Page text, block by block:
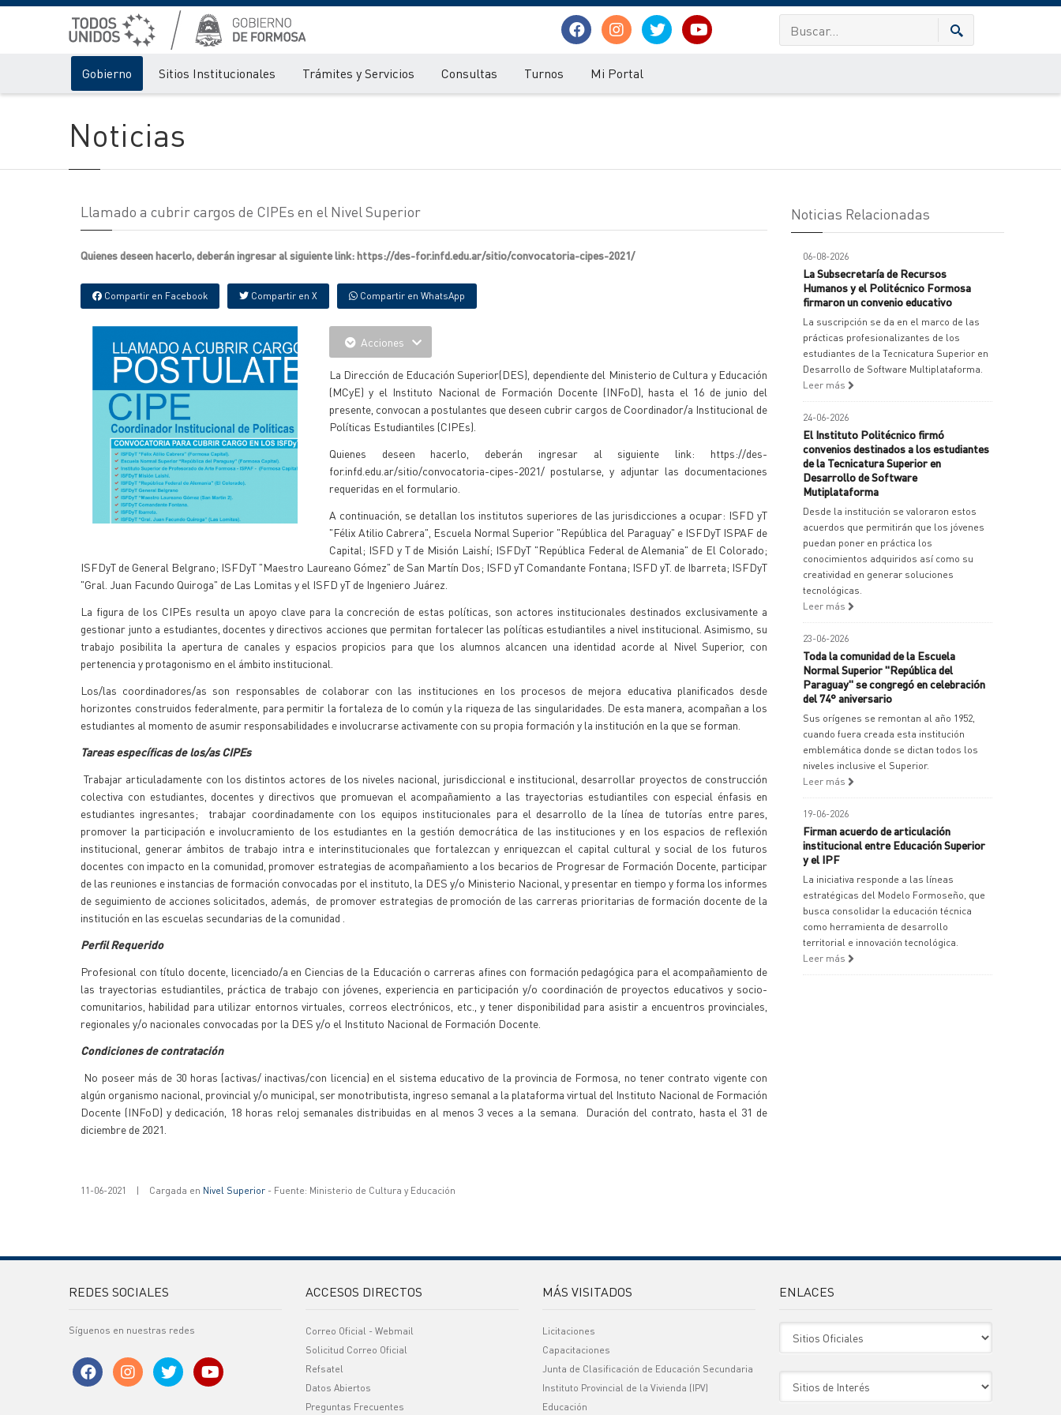
Gobierno Sitios Institucionales Trámites y Servicios Consultas Turnos Mi Portal
Noticias
Llamado a cubrir cargos de CIPEs en el Nivel Superior
Quienes deseen hacerlo, deberán ingresar al siguiente link: https://des-for.infd.edu.ar/sitio/convocatoria-cipes-2021/
Compartir en Facebook Compartir en X Compartir en WhatsApp
Acciones
La Dirección de Educación Superior(DES), dependiente del Ministerio de Cultura y Educación
(MCyE) y el Instituto Nacional de Formación Docente (INFoD), hasta el 16 de junio del
presente, convocan a postulantes que deseen cubrir cargos de Coordinador/a Institucional de
Políticas Estudiantiles (CIPEs).
Quienes deseen hacerlo, deberán ingresar al siguiente link: https://des-
for.infd.edu.ar/sitio/convocatoria-cipes-2021/ postularse, y adjuntar las documentaciones
requeridas en el formulario.
A continuación, se detallan los institutos superiores de las jurisdicciones a ocupar: ISFD yT
"Félix Atilio Cabrera", Escuela Normal Superior "República del Paraguay" e ISFDyT ISPAF de
Capital; ISFD y T de Misión Laishí; ISFDyT "República Federal de Alemania" de El Colorado;
ISFDyT de General Belgrano; ISFDyT "Maestro Laureano Gómez" de San Martín Dos; ISFD yT Comandante Fontana; ISFD yT. de Ibarreta; ISFDyT
"Gral. Juan Facundo Quiroga" de Las Lomitas y el ISFD yT de Ingeniero Juárez.
La figura de los CIPEs resulta un apoyo clave para la concreción de estas políticas, son actores institucionales destinados exclusivamente a
gestionar junto a estudiantes, docentes y directivos acciones que permitan fortalecer las políticas estudiantiles a nivel institucional. Asimismo, su
trabajo posibilita la apertura de canales y espacios propicios para que los alumnos alcancen una identidad acorde al Nivel Superior, con
pertenencia y protagonismo en el ámbito institucional.
Los/las coordinadores/as son responsables de colaborar con las instituciones en los procesos de mejora educativa planificados desde
horizontes construidos federalmente, para permitir la fortaleza de lo común y la riqueza de las singularidades. De esta manera, acompañan a los
estudiantes al momento de asumir responsabilidades e involucrarse activamente con su propia formación y la institución en la que se forman.
Tareas específicas de los/as CIPEs
Trabajar articuladamente con los distintos actores de los niveles nacional, jurisdiccional e institucional, desarrollar proyectos de construcción
colectiva con estudiantes, docentes y directivos que promuevan el acompañamiento a las trayectorias estudiantiles con especial énfasis en
estudiantes ingresantes; trabajar coordinadamente con los equipos institucionales para el desarrollo de la línea de tutorías entre pares,
promover la participación e involucramiento de los estudiantes en la gestión democrática de las instituciones y en los espacios de reflexión
institucional, generar ámbitos de trabajo intra e interinstitucionales que fortalezcan y enriquezcan el capital cultural y social de los futuros
docentes con impacto en la comunidad, promover estrategias de acompañamiento a los becarios de Progresar de Formación Docente, participar
de las reuniones e instancias de formación convocadas por el instituto, la DES y/o Ministerio Nacional, y presentar en tiempo y forma los informes
de seguimiento de acciones solicitados, además, de promover estrategias de promoción de las carreras prioritarias de formación docente de la
institución en las escuelas secundarias de la comunidad .
Perfil Requerido
Profesional con título docente, licenciado/a en Ciencias de la Educación o carreras afines con formación pedagógica para el acompañamiento de
las trayectorias estudiantiles, práctica de trabajo con jóvenes, experiencia en participación y/o coordinación de proyectos educativos y socio-
comunitarios, habilidad para utilizar entornos virtuales, correos electrónicos, etc., y tener disponibilidad para asistir a encuentros provinciales,
regionales y/o nacionales convocadas por la DES y/o el Instituto Nacional de Formación Docente.
Condiciones de contratación
No poseer más de 30 horas (activas/ inactivas/con licencia) en el sistema educativo de la provincia de Formosa, no tener contrato vigente con
algún organismo nacional, provincial y/o municipal, ser monotributista, ingreso semanal a la plataforma virtual del Instituto Nacional de Formación
Docente (INFoD) y dedicación, 18 horas reloj semanales distribuidas en al menos 3 veces a la semana. Duración del contrato, hasta el 31 de
diciembre de 2021.
11-06-2021 | Cargada en Nivel Superior - Fuente: Ministerio de Cultura y Educación
Noticias Relacionadas
06-08-2026
La Subsecretaría de Recursos
Humanos y el Politécnico Formosa
firmaron un convenio educativo
La suscripción se da en el marco de las
prácticas profesionalizantes de los
estudiantes de la Tecnicatura Superior en
Desarrollo de Software Multiplataforma.
Leer más
24-06-2026
El Instituto Politécnico firmó
convenios destinados a los estudiantes
de la Tecnicatura Superior en
Desarrollo de Software
Mutiplataforma
Desde la institución se valoraron estos
acuerdos que permitirán que los jóvenes
puedan poner en práctica los
conocimientos adquiridos así como su
creatividad en generar soluciones
tecnológicas.
Leer más
23-06-2026
Toda la comunidad de la Escuela
Normal Superior "República del
Paraguay" se congregó en celebración
del 74° aniversario
Sus orígenes se remontan al año 1952,
cuando fuera creada esta institución
emblemática donde se dictan todos los
niveles inclusive el Superior.
Leer más
19-06-2026
Firman acuerdo de articulación
institucional entre Educación Superior
y el IPF
La iniciativa responde a las líneas
estratégicas del Modelo Formoseño, que
busca consolidar la educación técnica
como herramienta de desarrollo
territorial e innovación tecnológica.
Leer más
REDES SOCIALES
Síguenos en nuestras redes
ACCESOS DIRECTOS
Correo Oficial - Webmail
Solicitud Correo Oficial
Refsatel
Datos Abiertos
Preguntas Frecuentes
MÁS VISITADOS
Licitaciones
Capacitaciones
Junta de Clasificación de Educación Secundaria
Instituto Provincial de la Vivienda (IPV)
Educación
ENLACES